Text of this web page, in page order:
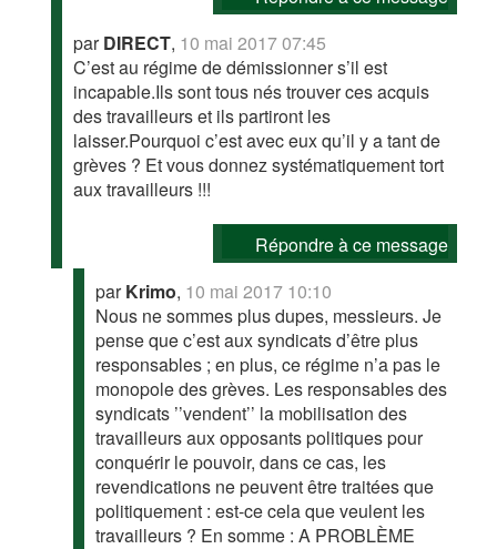
parDIRECT, 10 mai 2017 07:45
C’est au régime de démissionner s’il est
incapable.Ils sont tous nés trouver ces acquis
des travailleurs et ils partiront les
laisser.Pourquoi c’est avec eux qu’il y a tant de
grèves ? Et vous donnez systématiquement tort
aux travailleurs !!!
Répondre à ce message
parKrimo, 10 mai 2017 10:10
Nous ne sommes plus dupes, messieurs. Je
pense que c’est aux syndicats d’être plus
responsables ; en plus, ce régime n’a pas le
monopole des grèves. Les responsables des
syndicats ’’vendent’’ la mobilisation des
travailleurs aux opposants politiques pour
conquérir le pouvoir, dans ce cas, les
revendications ne peuvent être traitées que
politiquement : est-ce cela que veulent les
travailleurs ? En somme : A PROBLÈME